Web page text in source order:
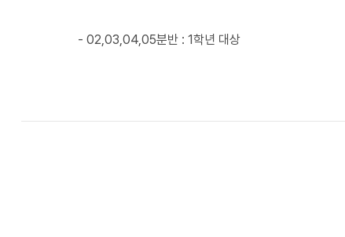
- 02,03,04,05분반 : 1학년 대상